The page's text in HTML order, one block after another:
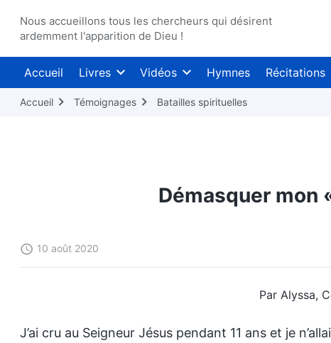
Nous accueillons tous les chercheurs qui désirent
ardemment l'apparition de Dieu !
Accueil Livres Vidéos Hymnes Récitations
Accueil Témoignages Batailles spirituelles
Démasquer mon
10 août 2020
Par Alyssa,
J’ai cru au Seigneur Jésus pendant 11 ans et je